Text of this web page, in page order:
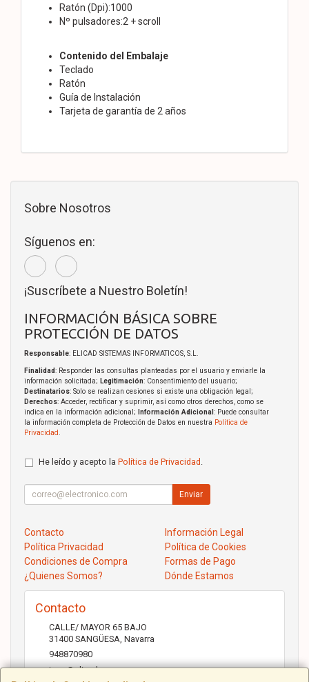
Ratón (Dpi):1000
Nº pulsadores:2 + scroll
Contenido del Embalaje
Teclado
Ratón
Guía de Instalación
Tarjeta de garantía de 2 años
Sobre Nosotros
Síguenos en:
¡Suscríbete a Nuestro Boletín!
INFORMACIÓN BÁSICA SOBRE
PROTECCIÓN DE DATOS
Responsable: ELICAD SISTEMAS INFORMATICOS, S.L.
Finalidad: Responder las consultas planteadas por el usuario y enviarle la
información solicitada; Legitimación: Consentimiento del usuario;
Destinatarios: Solo se realizan cesiones si existe una obligación legal;
Derechos: Acceder, rectificar y suprimir, así como otros derechos, como se
indica en la información adicional;
Información Adicional : Puede consultar
la información completa de Protección de Datos en nuestra Política de
Privacidad
He leído y acepto la Política de Privacidad
Enviar
Contacto
Información Legal
Política Privacidad
Política de Cookies
Condiciones de Compra
Formas de Pago
¿Quienes Somos?
Dónde Estamos
Contacto
CALLE/ MAYOR 65 BAJO
31400 SANGÜESA Navarra
948870980
jose@elicad.com